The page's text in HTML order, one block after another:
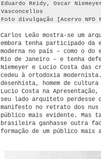
Eduardo Reidy, Oscar
Vasconcellos
Foto divulgação [Acervo NPD
Carlos Leão mostra-se um
embora tenha participado
moderna no país – como o
Rio de Janeiro – e tenha
Niemeyer e Lucio Costa
cedeu à ortodoxia
desenhista, homem de
Lucio Costa na
seu lado arquiteto perdesse
manifesto no retrato dos nus
público mais evidente. Mas
brasileira ganhasse outra
formação de um público mais